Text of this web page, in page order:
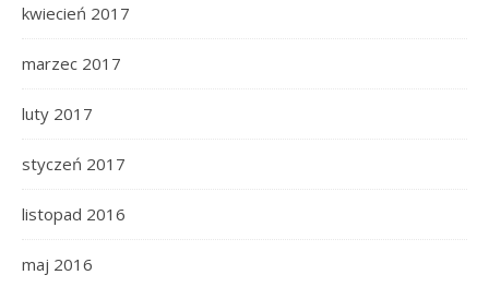
kwiecień 2017
marzec 2017
luty 2017
styczeń 2017
listopad 2016
maj 2016